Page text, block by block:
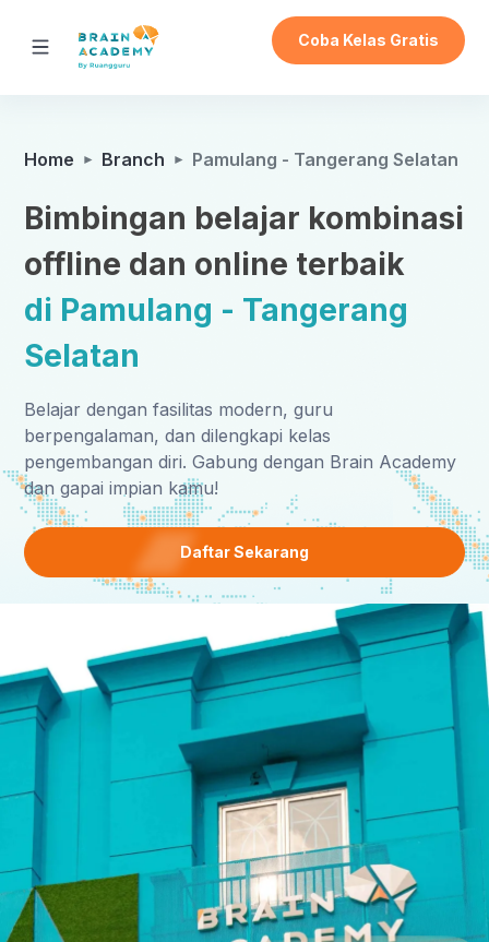
Coba Kelas Gratis
Home Branch Pamulang - Tangerang Selatan
Bimbingan belajar kombinasi
offline dan online terbaik
di Pamulang - Tangerang
Selatan
Belajar dengan fasilitas modern, guru
berpengalaman, dan dilengkapi kelas
pengembangan diri. Gabung dengan Brain Academy
dan gapai impian kamu!
Daftar Sekarang